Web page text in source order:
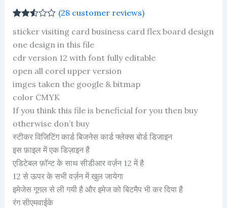
2.50
5
based
customer
ratings
(28 customer reviews)
sticker visiting card business card flex board design
one design in this file
cdr version 12 with font fully editable
open all corel upper version
imges taken the google & bitmap
color CMYK
If you think this file is beneficial for you then buy
otherwise don’t buy
स्टीकर विजिटिंग कार्ड बिजनेस कार्ड फ्लेक्स बोर्ड डिजाइन
इस फ़ाइल में एक डिज़ाइन है
एडिटेबल फ़ॉन्ट के साथ सीडीआर वर्ज़न 12 में है
12 से ऊपर के सभी वर्ज़न में खुल जायेगा
इमेजेस गूगल से ली गयी है और इमेज को बिटमैप भी कर दिया है
रंग सीएमवाईके